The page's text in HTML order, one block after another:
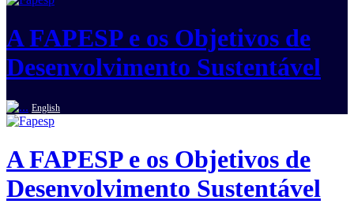
A FAPESP e os Objetivos de
Desenvolvimento Sustentável
English
A FAPESP e os Objetivos de
Desenvolvimento Sustentável